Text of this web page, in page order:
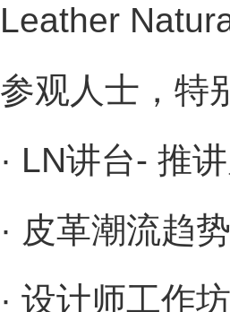
Leather
参观人士，特
· LN讲台- 推
· 皮革潮流趋
· 设计师工作